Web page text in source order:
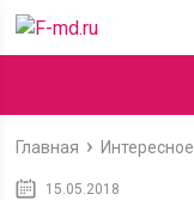
Главная Интересное
15.05.2018